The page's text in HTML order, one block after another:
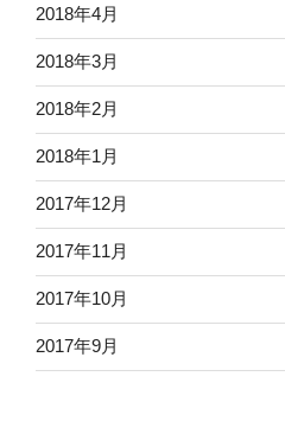
2018年4月
2018年3月
2018年2月
2018年1月
2017年12月
2017年11月
2017年10月
2017年9月